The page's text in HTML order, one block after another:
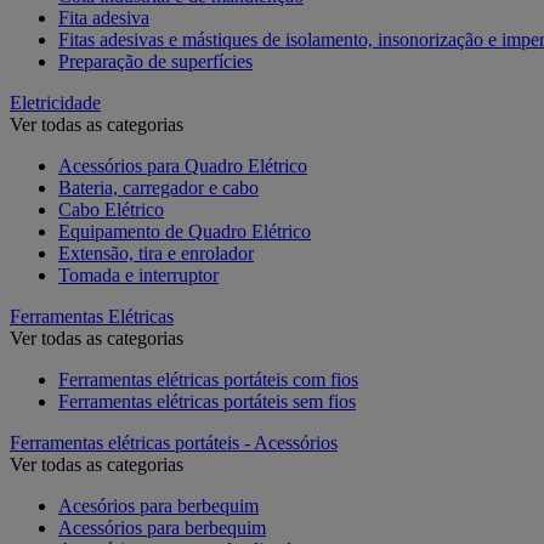
Fita adesiva
Fitas adesivas e mástiques de isolamento, insonorização e
Preparação de superfícies
Eletricidade
Ver todas as categorias
Acessórios para Quadro Elétrico
Bateria, carregador e cabo
Cabo Elétrico
Equipamento de Quadro Elétrico
Extensão, tira e enrolador
Tomada e interruptor
Ferramentas Elétricas
Ver todas as categorias
Ferramentas elétricas portáteis com fios
Ferramentas elétricas portáteis sem fios
Ferramentas elétricas portáteis - Acessórios
Ver todas as categorias
Acesórios para berbequim
Acessórios para berbequim